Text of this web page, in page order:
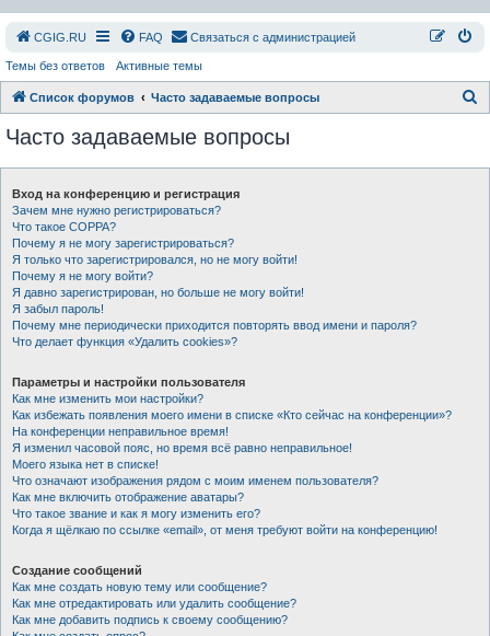
СGIG.RU FAQ Связаться с администрацией
Темы без ответов Активные темы
Список форумов Часто задаваемые вопросы
Часто задаваемые вопросы
Вход на конференцию и регистрация
Зачем мне нужно регистрироваться?
Что такое COPPA?
Почему я не могу зарегистрироваться?
Я только что зарегистрировался, но не могу войти!
Почему я не могу войти?
Я давно зарегистрирован, но больше не могу войти!
Я забыл пароль!
Почему мне периодически приходится повторять ввод имени и пароля?
Что делает функция «Удалить cookies»?
Параметры и настройки пользователя
Как мне изменить мои настройки?
Как избежать появления моего имени в списке «Кто сейчас на конференции»?
На конференции неправильное время!
Я изменил часовой пояс, но время всё равно неправильное!
Моего языка нет в списке!
Что означают изображения рядом с моим именем пользователя?
Как мне включить отображение аватары?
Что такое звание и как я могу изменить его?
Когда я щёлкаю по ссылке «email», от меня требуют войти на конференцию!
Создание сообщений
Как мне создать новую тему или сообщение?
Как мне отредактировать или удалить сообщение?
Как мне добавить подпись к своему сообщению?